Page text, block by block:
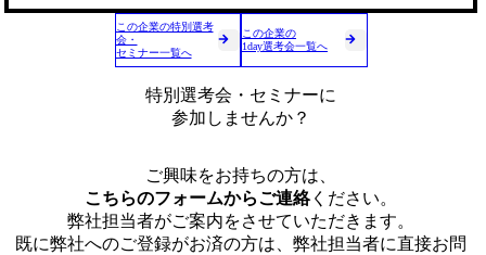
この企業の特別選考
会・
セミナー一覧へ
この企業の
1day選考会一覧へ
特別選考会・セミナーに
参加しませんか？
ご興味をお持ちの方は、
こちらのフォームからご連絡ください。
弊社担当者がご案内をさせていただきます。
既に弊社へのご登録がお済の方は、弊社担当者に直接お問